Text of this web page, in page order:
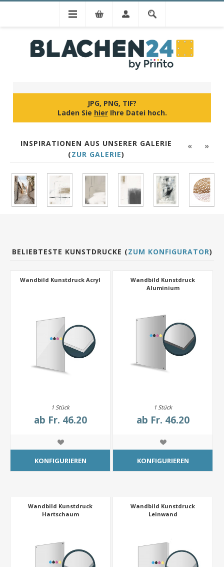
JPG, PNG, TIF?
Laden Sie hierIhre Datei hoch.
« »
INSPIRATIONEN AUS UNSERER GALERIE
(ZUR GALERIE)
BELIEBTESTE KUNSTDRUCKE (ZUM KONFIGURATOR)
Wandbild Kunstdruck Acryl
1 Stück
ab Fr. 46.20
KONFIGURIEREN
Wandbild Kunstdruck
Aluminium
1 Stück
ab Fr. 46.20
KONFIGURIEREN
Wandbild Kunstdruck
Hartschaum
Wandbild Kunstdruck
Leinwand